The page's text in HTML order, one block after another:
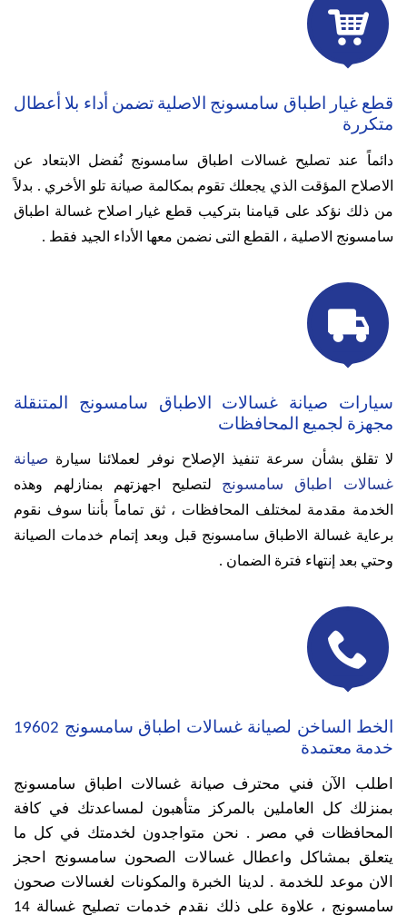

قطع غيار اطباق سامسونج الاصلية تضمن أداء بلا أعطال
متكررة
دائماً عند تصليح غسالات اطباق سامسونج نُفضل الابتعاد عن
الاصلاح المؤقت الذي يجعلك تقوم بمكالمة صيانة تلو الأخري . بدلاً
من ذلك نؤكد على قيامنا بتركيب قطع غيار اصلاح غسالة اطباق
سامسونج الاصلية ، القطع التى نضمن معها الأداء الجيد فقط .

سيارات صيانة غسالات الاطباق سامسونج المتنقلة
مجهزة لجميع المحافظات
لا تقلق بشأن سرعة تنفيذ الإصلاح نوفر لعملائنا سيارة صيانة
غسالات اطباق سامسونج لتصليح اجهزتهم بمنازلهم وهذه
الخدمة مقدمة لمختلف المحافظات ،ثق تماماً بأننا سوف نقوم
برعاية غسالة الاطباق سامسونج قبل وبعد إتمام خدمات الصيانة
وحتي بعد إنتهاء فترة الضمان .

الخط الساخن لصيانة غسالات اطباق سامسونج 19602
خدمة معتمدة
اطلب الآن فني محترف صيانة غسالات اطباق سامسونج
بمنزلك كل العاملين بالمركز متأهبون لمساعدتك في كافة
المحافظات في مصر . نحن متواجدون لخدمتك في كل ما
يتعلق بمشاكل واعطال غسالات الصحون سامسونج احجز
الان موعد للخدمة . لدينا الخبرة والمكونات لغسالات صحون
سامسونج ، علاوة على ذلك نقدم خدمات تصليح غسالة 14